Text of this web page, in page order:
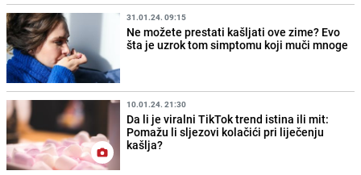
31.01.24. 09:15
Ne možete prestati kašljati ove zime? Evo
šta je uzrok tom simptomu koji muči mnoge
10.01.24. 21:30
Da li je viralni TikTok trend istina ili mit:
Pomažu li sljezovi kolačići pri liječenju
kašlja?